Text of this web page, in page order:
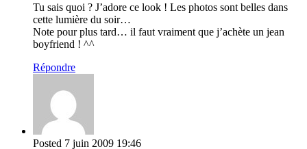
Tu sais quoi ? J’adore ce look ! Les photos sont belles dans
cette lumière du soir…
Note pour plus tard… il faut vraiment que j’achète un jean
boyfriend ! ^^
Répondre
Posted 7 juin 2009 19:46